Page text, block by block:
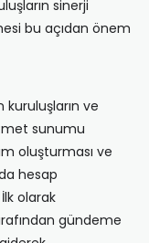
sinerji
bu açıdan önem
kuruluşların ve
sunumu
oluşturması ve
hesap
olarak
gündeme